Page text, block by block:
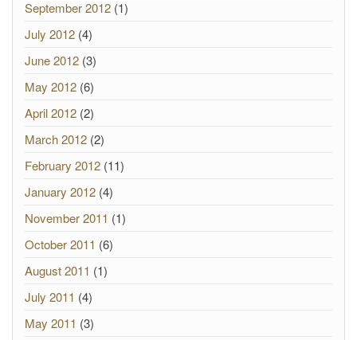
September 2012 (1)
July 2012 (4)
June 2012 (3)
May 2012 (6)
April 2012 (2)
March 2012 (2)
February 2012 (11)
January 2012 (4)
November 2011 (1)
October 2011 (6)
August 2011 (1)
July 2011 (4)
May 2011 (3)